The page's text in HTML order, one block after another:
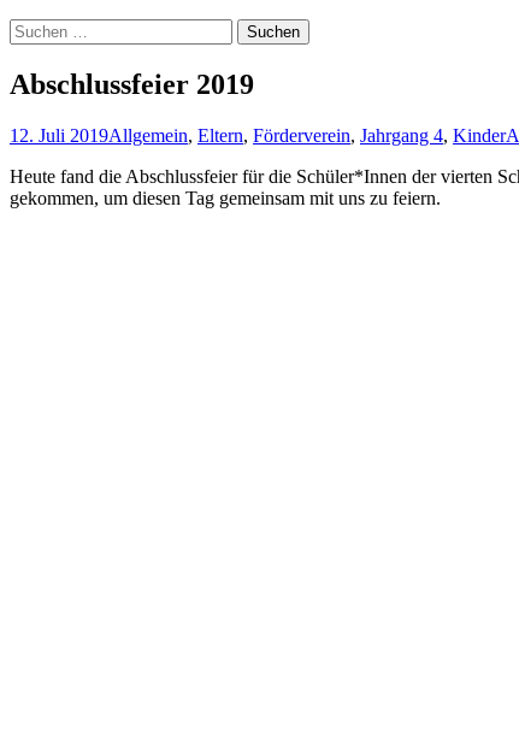
Suchen
nach:
Abschlussfeier 2019
12. Juli 2019Allgemein, Eltern, Förderverein, Jahrgang 4, Kinder
Heute fand die Abschlussfeier für die Schüler*Innen der vierten
gekommen, um diesen Tag gemeinsam mit uns zu feiern.